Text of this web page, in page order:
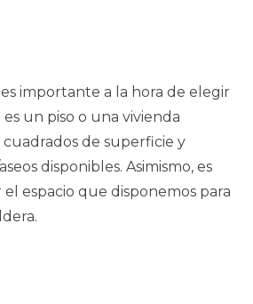
importante a la hora de elegir
es un piso o una vivienda
de superficie y
disponibles. Asimismo, es
espacio que disponemos para